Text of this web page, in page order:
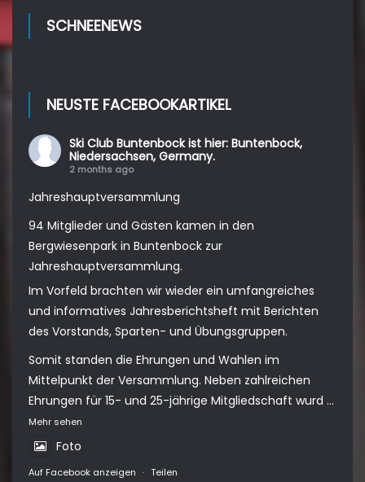
SCHNEENEWS
NEUSTE FACEBOOKARTIKEL
Ski Club Buntenbock ist hier: Buntenbock,
Niedersachsen, Germany.
2 months ago
Jahreshauptversammlung
94 Mitglieder und Gästen kamen in den
Bergwiesenpark in Buntenbock zur
Jahreshauptversammlung.
Im Vorfeld brachten wir wieder ein umfangreiches
und informatives Jahresberichtsheft mit Berichten
des Vorstands, Sparten- und Übungsgruppen.
Somit standen die Ehrungen und Wahlen im
Mittelpunkt der Versammlung. Neben zahlreichen
Ehrungen für 15- und 25-jährige Mitgliedschaft wurd ...
Mehr sehen
Foto
Auf Facebook anzeigen · Teilen